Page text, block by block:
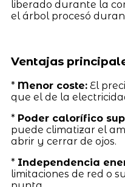
liberado durante la
el árbol procesó
Ventajas
* Menor coste:El
que el de la
* Poder calorífico
puede climatizar el
abrir y cerrar de ojos.
* Independencia
limitaciones de red o